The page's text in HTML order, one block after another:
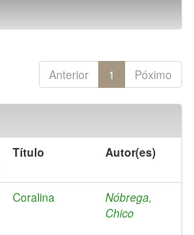
Anterior 1 Póximo
Título Autor(es)
Coralina
Nóbrega,
Chico